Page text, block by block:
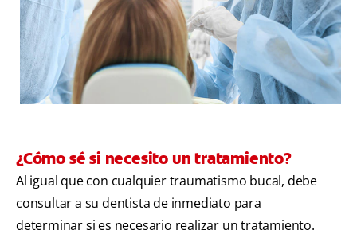
SUSCRÍBASE
¿Cómo sé si necesito un tratamiento?
Al igual que con cualquier traumatismo bucal, debe
consultar a su dentista de inmediato para
determinar si es necesario realizar un tratamiento.